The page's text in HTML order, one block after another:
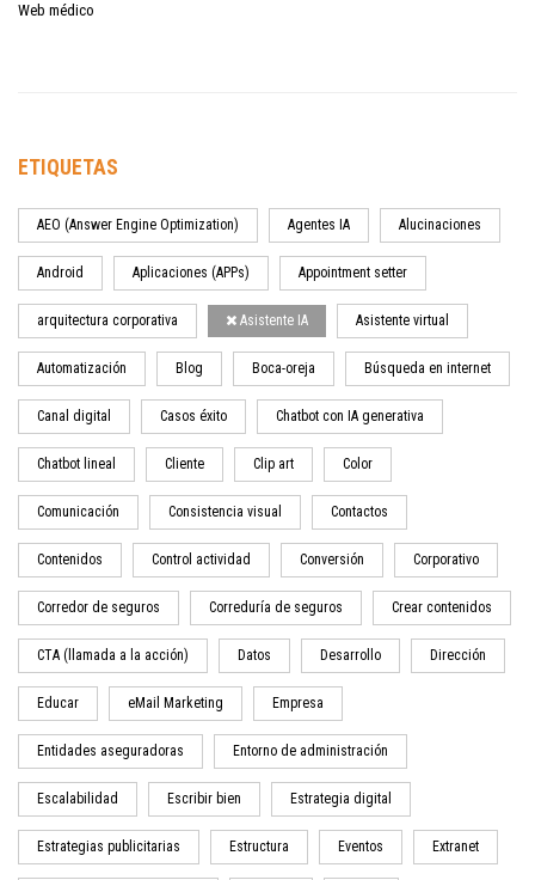
Web médico
ETIQUETAS
AEO (Answer Engine Optimization) Agentes IA Alucinaciones
Android Aplicaciones (APPs) Appointment setter
arquitectura corporativa Asistente IA Asistente virtual
Automatización Blog Boca-oreja Búsqueda en internet
Canal digital Casos éxito Chatbot con IA generativa
Chatbot lineal Cliente Clip art Color
Comunicación Consistencia visual Contactos
Contenidos Control actividad Conversión Corporativo
Corredor de seguros Correduría de seguros Crear contenidos
CTA (llamada a la acción) Datos Desarrollo Dirección
Educar eMail Marketing Empresa
Entidades aseguradoras Entorno de administración
Escalabilidad Escribir bien Estrategia digital
Estrategias publicitarias Estructura Eventos Extranet